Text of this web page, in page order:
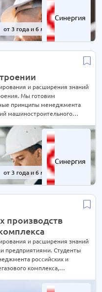
Синергия
от 3 года и 6 мес.
Синергия
от 3 года и 6 мес.
и расширения знаний
Мы готовим
принципы менеджмента
машиностроительного
производств
и расширения знаний
предприятиями. Студенты
российских и
комплекса,
язык в сфере